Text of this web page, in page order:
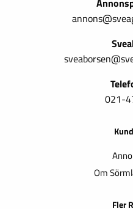
021-
Om
Fler